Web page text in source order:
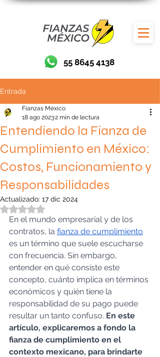
55 8645 4138
Entrada
Entendiendo la Fianza de
Cumplimiento en México:
Costos, Funcionamiento y
Responsabilidades
Fianzas México
18 ago 20232 min de lectura
Actualizado: 17 dic 2024
Obtuvo NaN de 5 estrellas.
En el mundo empresarial y de los
contratos, la fianza de cumplimiento
es un término que suele escucharse
con frecuencia. Sin embargo,
entender en qué consiste este
concepto, cuánto implica en términos
económicos y quién tiene la
responsabilidad de su pago puede
resultar un tanto confuso. En este
artículo, explicaremos a fondo la
fianza de cumplimiento en el
contexto mexicano, para brindarte